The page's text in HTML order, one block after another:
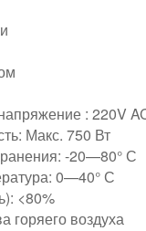
: 220V
Макс. 750 Вт
-20—80° С
0—40° С
<80%
горяего воздуха